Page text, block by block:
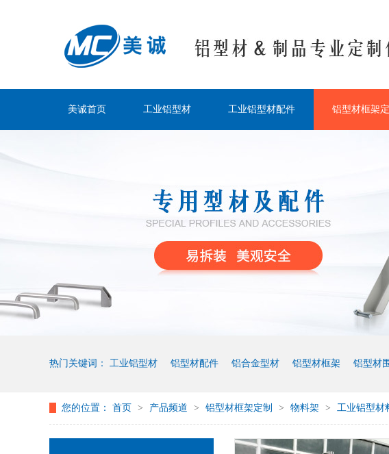
美诚首页 工业铝型材 工业铝型材配件 铝型材框架
热门关键词： 工业铝型材 铝型材配件 铝合金型材 铝型材框架 铝型材
您的位置： 首页 > 产品频道 > 铝型材框架定制 > 物料架 > 工业铝型材